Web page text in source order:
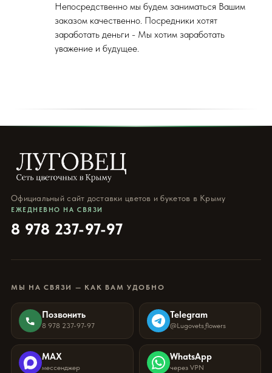
Непосредственно мы будем заниматься Вашим
заказом качественно. Посредники хотят
заработать деньги - Мы хотим заработать
уважение и будущее.
Официальный сайт доставки цветов и букетов в Крыму
ЕЖЕДНЕВНО НА СВЯЗИ
8 978 237-97-97
МЫ НА СВЯЗИ — КАК ВАМ УДОБНО
Позвонить
8 978 237-97-97
Telegram
@Lugovets_flowers
MAX
мессенджер
WhatsApp
через VPN